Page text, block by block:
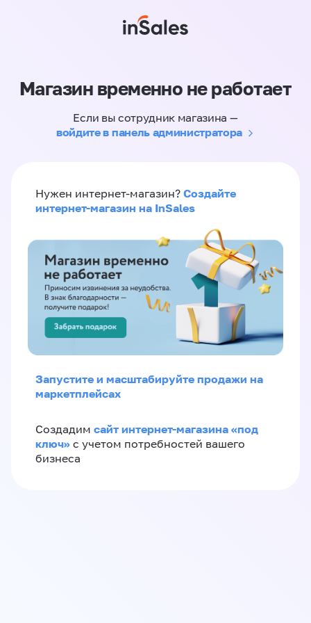
Магазин временно не работает
Если вы сотрудник магазина —
войдите в панель администратора
Нужен интернет-магазин? Создайте
интернет-магазин на InSales
Запустите и масштабируйте продажи на
маркетплейсах
Создадим сайт интернет-магазина «под
ключ» с учетом потребностей вашего
бизнеса